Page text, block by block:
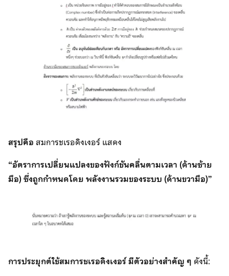
สรุปคือ สมการชเรอดิงเงอร์ แสดง
“อัตราการเปลี่ยนแปลงของฟังก์ชันคลื่นตามเวลา (ด้านซ้าย
มือ) ซึ่งถูกกำหนดโดย พลังงานรวมของระบบ (ด้านขวามือ)”
การประยุกต์ใช้สมการชเรอดิงเงอร์ มีตัวอย่างสำคัญ ๆ ดังนี้: